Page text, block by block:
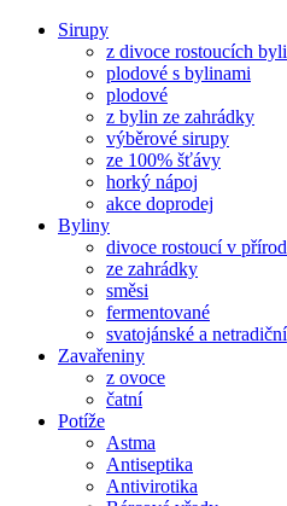
Sirupy
z divoce rostoucích
plodové s bylinami
plodové
z bylin ze zahrádky
výběrové sirupy
ze 100% šťávy
horký nápoj
akce doprodej
Byliny
divoce rostoucí v
ze zahrádky
směsi
fermentované
svatojánské a netradiční
Zavařeniny
z ovoce
čatní
Potíže
Astma
Antiseptika
Antivirotika